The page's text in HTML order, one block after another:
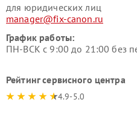
для юридических лиц
manager@fix-canon.ru
График работы:
ПН-ВСК с 9:00 до 21:00 без
Рейтинг сервисного центра
4.9-5.0